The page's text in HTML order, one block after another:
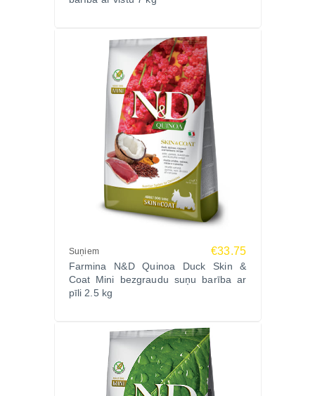
Kāda ir galvenā proteīna sastāvdaļa?
Galvenais proteīna avots ir svaiga un dehidrēta
vistas gaļa, papildināta ar siļķi.
Nodrošini savam kaķim bioloģiski piemērotu,
proteīniem bagātu uzturu — pasūti FARMINA N&D
PRIME Chicken & Pomegranate 1.5kg
Zoopasaule.lv internetveikalā. Pieejama ātra
piegāde visā Latvijā.
Suņiem €33.75
Farmina N&D Quinoa Duck Skin &
Coat Mini bezgraudu suņu barība ar
pīli 2.5 kg